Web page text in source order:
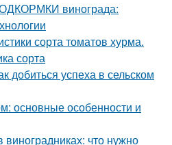
винограда:
сорта томатов хурма.
сорта
добиться успеха в сельском
основные особенности и
что нужно